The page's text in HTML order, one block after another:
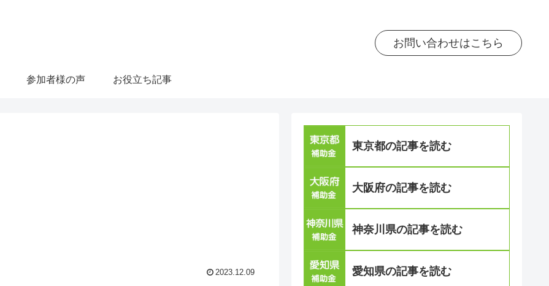
お問い合わせはこちら
参加者様の声 お役立ち記事
2023.12.09
東京都の記事を読む
大阪府の記事を読む
神奈川県の記事を読む
愛知県の記事を読む